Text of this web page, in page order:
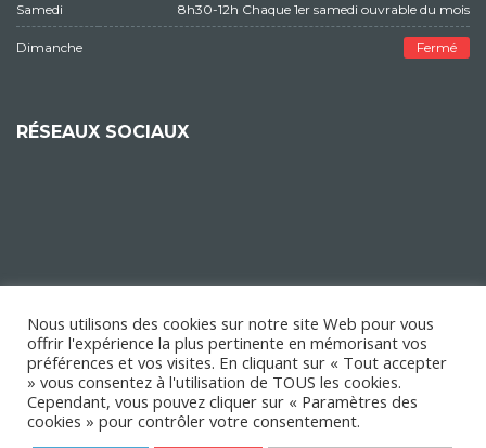
Samedi 8h30-12h Chaque 1er samedi ouvrable du mois
Dimanche Fermé
RÉSEAUX SOCIAUX
Nous utilisons des cookies sur notre site Web pour vous
offrir l'expérience la plus pertinente en mémorisant vos
préférences et vos visites. En cliquant sur « Tout accepter
» vous consentez à l'utilisation de TOUS les cookies.
Cependant, vous pouvez cliquer sur « Paramètres des
cookies » pour contrôler votre consentement.